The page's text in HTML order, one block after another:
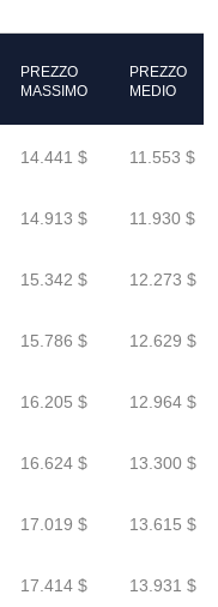
PREZZO
MASSIMO
PREZZO
MEDIO
14.441 $ 11.553 $
14.913 $ 11.930 $
15.342 $ 12.273 $
15.786 $ 12.629 $
16.205 $ 12.964 $
16.624 $ 13.300 $
17.019 $ 13.615 $
17.414 $ 13.931 $